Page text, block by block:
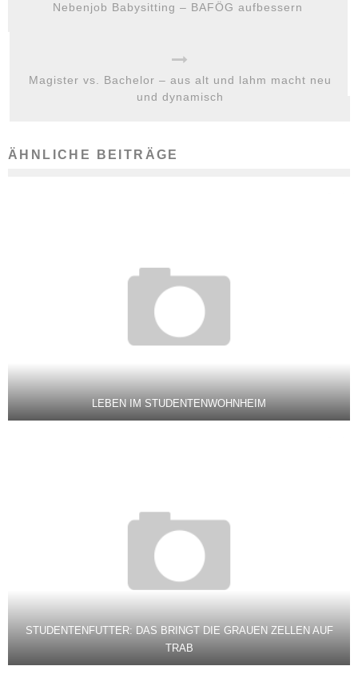
Nebenjob Babysitting – BAFÖG aufbessern
Magister vs. Bachelor – aus alt und lahm macht neu
und dynamisch
ÄHNLICHE BEITRÄGE
LEBEN IM STUDENTENWOHNHEIM
STUDENTENFUTTER: DAS BRINGT DIE GRAUEN ZELLEN AUF
TRAB